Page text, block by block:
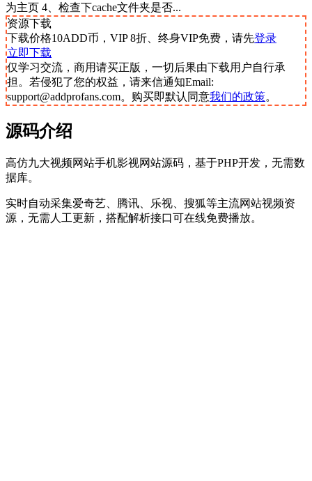
为主页 4、检查下cache文件夹是否...
资源下载
下载价格10ADD币，VIP 8折、终身VIP免费，请先登录
立即下载
仅学习交流，商用请买正版，一切后果由下载用户自行承
担。若侵犯了您的权益，请来信通知Email:
support@addprofans.com。购买即默认同意我们的政策。
源码介绍
高仿九大视频网站手机影视网站源码，基于PHP开发，无需数
据库。
实时自动采集爱奇艺、腾讯、乐视、搜狐等主流网站视频资
源，无需人工更新，搭配解析接口可在线免费播放。